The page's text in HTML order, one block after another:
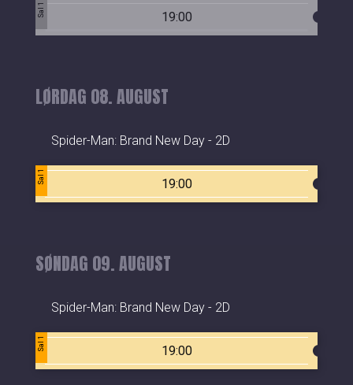
Sal 1 19:00
LØRDAG 08. AUGUST
Spider-Man: Brand New Day - 2D
Sal 1 19:00
SØNDAG 09. AUGUST
Spider-Man: Brand New Day - 2D
Sal 1 19:00